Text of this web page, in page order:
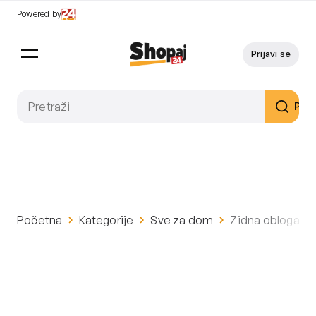
Powered by
Prijavi se
Početna Kategorije Sve za dom Zidna obloga